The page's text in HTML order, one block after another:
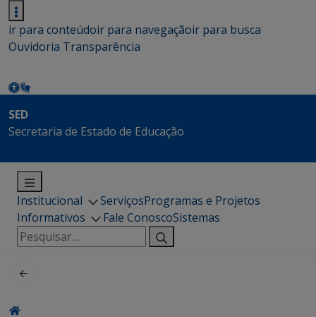
ir para conteúdoir para navegaçãoir para busca
Ouvidoria Transparência
SED
Secretaria de Estado de Educação
Institucional ServiçosProgramas e Projetos
Informativos
Fale ConoscoSistemas
Pesquisar
por: